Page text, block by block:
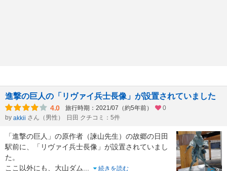
進撃の巨人の「リヴァイ兵士長像」が設置されていました
4.0 旅行時期：2021/07（約5年前）
0
by akkii さん（男性） 日田 クチコミ：5件
「進撃の巨人」の原作者（諫山先生）の故郷の日田
駅前に、「リヴァイ兵士長像」が設置されていまし
た。
ここ以外にも、大山ダム
続きを読む